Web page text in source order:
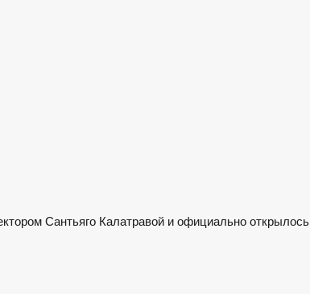
Сантьяго Калатравой и официально открылось